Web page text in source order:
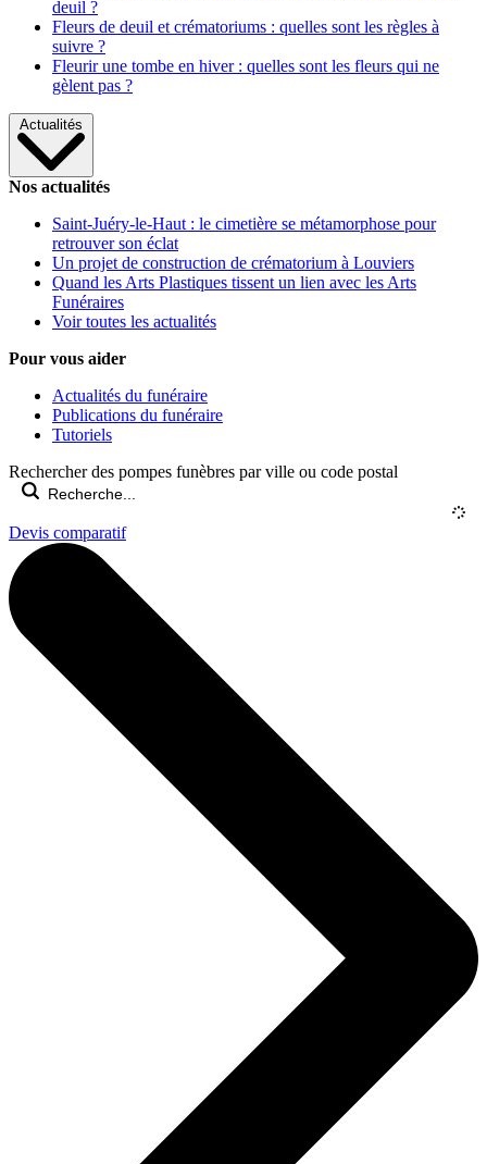
deuil ?
Fleurs de deuil et crématoriums : quelles sont les règles à
suivre ?
Fleurir une tombe en hiver : quelles sont les fleurs qui ne
gèlent pas ?
Actualités
Nos actualités
Saint-Juéry-le-Haut : le cimetière se métamorphose pour
retrouver son éclat
Un projet de construction de crématorium à Louviers
Quand les Arts Plastiques tissent un lien avec les Arts
Funéraires
Voir toutes les actualités
Pour vous aider
Actualités du funéraire
Publications du funéraire
Tutoriels
Rechercher des pompes funèbres par ville ou code postal
Devis comparatif